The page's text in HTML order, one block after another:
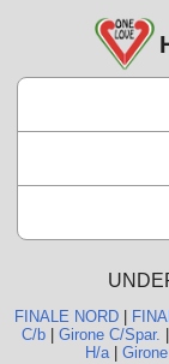
FINALE NORD|
C/b| Girone C/Spar.
H/a|